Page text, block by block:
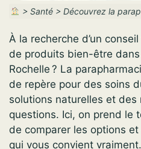
> Santé> Découvrez la
À la recherche d’un
de produits bien-être
Rochelle ? La
de repère pour des soins
solutions naturelles et des
questions. Ici, on prend le
de comparer les options
qui vous convient